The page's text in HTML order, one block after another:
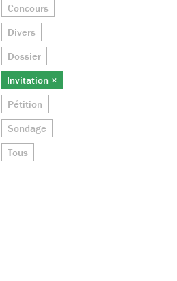
Concours
Divers
Dossier
Invitation ×
Pétition
Sondage
Tous